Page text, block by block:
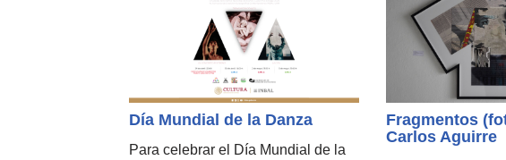
Día Mundial de la Danza
Para celebrar el Día Mundial de la
Fragmentos
Carlos Aguirre